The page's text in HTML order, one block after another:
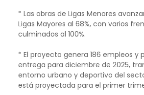
* Las obras de Ligas Menores
Ligas Mayores al 68%, con varios
culminados al 100%.
* El proyecto genera 186 empleos y
entrega para diciembre de 2025,
entorno urbano y deportivo del
está proyectada para el primer